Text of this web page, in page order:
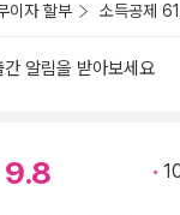
이자 할부 소득공제
알림을 받아보세요
9.8